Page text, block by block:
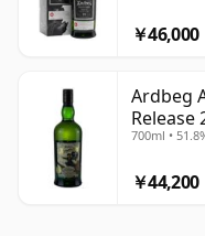
￥46,000
Ardbeg
Release
700ml •
￥44,200